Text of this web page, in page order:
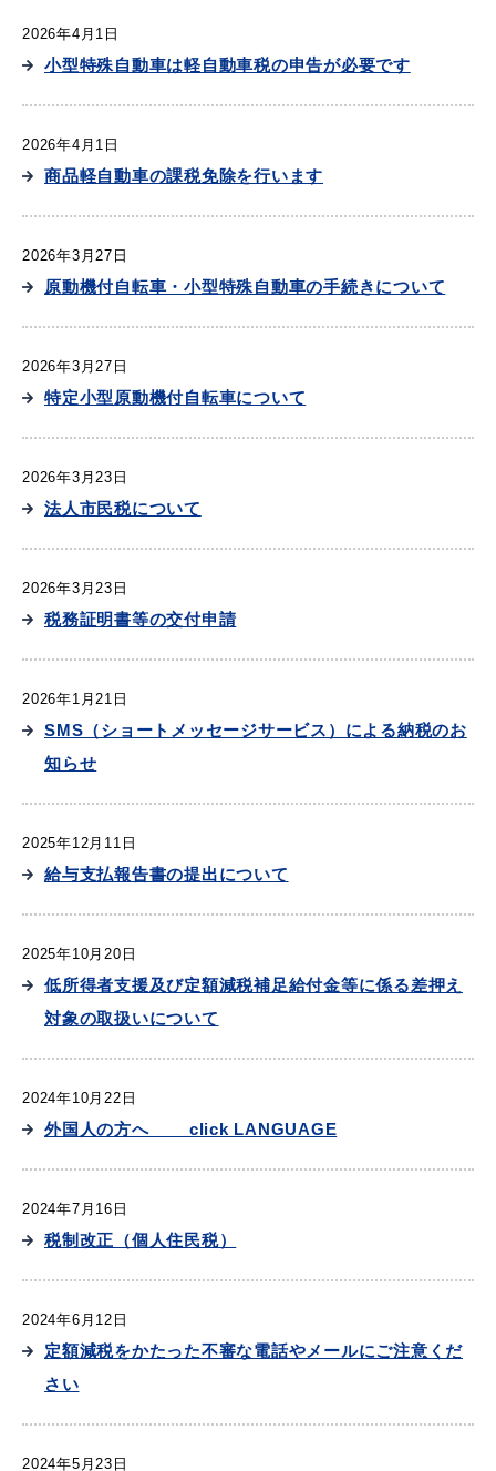
ごみ・リサイクル 支援・助成制度
防災・消防
公共施設
便利なサービス
防災・防犯メール
気象情報リンク集
目的別の
窓口案内
ダウンロード
2026年4月1日
小型特殊自動車は軽自動車税の申告が必要です
2026年4月1日
商品軽自動車の課税免除を行います
2026年3月27日
原動機付自転車・小型特殊自動車の手続きについて
2026年3月27日
特定小型原動機付自転車について
2026年3月23日
法人市民税について
2026年3月23日
税務証明書等の交付申請
2026年1月21日
SMS（ショートメッセージサービス）による納税のお
知らせ
2025年12月11日
給与支払報告書の提出について
2025年10月20日
低所得者支援及び定額減税補足給付金等に係る差押え
対象の取扱いについて
2024年10月22日
外国人の方へ click LANGUAGE
2024年7月16日
税制改正（個人住民税）
2024年6月12日
定額減税をかたった不審な電話やメールにご注意くだ
さい
2024年5月23日